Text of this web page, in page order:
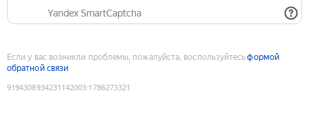
Yandex SmartCaptcha
Если у вас возникли проблемы, пожалуйста, воспользуйтесьформой
обратной связи
9194308934231142003:1786273321